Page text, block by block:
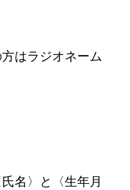
はラジオネーム
名〉と〈生年月